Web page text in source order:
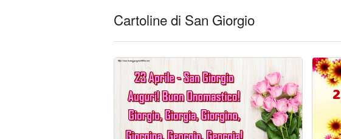
Cartoline di San Giorgio